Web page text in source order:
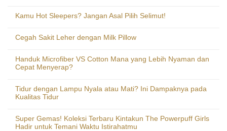
Kamu Hot Sleepers? Jangan Asal Pilih Selimut!
Cegah Sakit Leher dengan Milk Pillow
Handuk Microfiber VS Cotton Mana yang Lebih Nyaman dan
Cepat Menyerap?
Tidur dengan Lampu Nyala atau Mati? Ini Dampaknya pada
Kualitas Tidur
Super Gemas! Koleksi Terbaru Kintakun The Powerpuff Girls
Hadir untuk Temani Waktu Istirahatmu